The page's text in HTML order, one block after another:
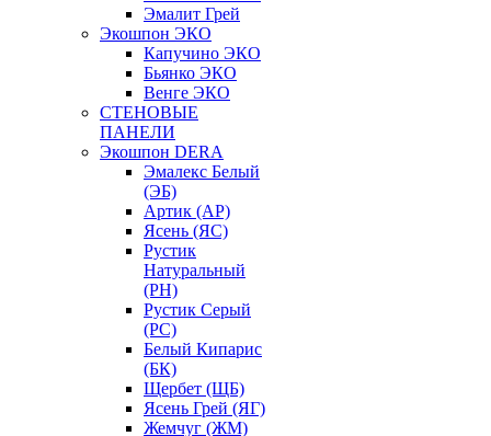
Эмалит Грей
Экошпон ЭКО
Капучино ЭКО
Бьянко ЭКО
Венге ЭКО
СТЕНОВЫЕ
ПАНЕЛИ
Экошпон DERA
Эмалекс Белый
(ЭБ)
Артик (АР)
Ясень (ЯС)
Рустик
Натуральный
(РН)
Рустик Серый
(РС)
Белый Кипарис
(БК)
Щербет (ЩБ)
Ясень Грей (ЯГ)
Жемчуг (ЖМ)